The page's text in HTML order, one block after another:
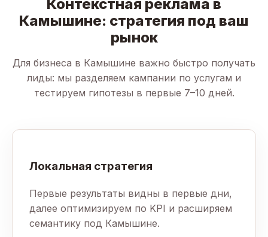
Контекстная реклама в
Камышине: стратегия под ваш
рынок
Для бизнеса в Камышине важно быстро получать
лиды: мы разделяем кампании по услугам и
тестируем гипотезы в первые 7–10 дней.
Локальная стратегия
Первые результаты видны в первые дни,
далее оптимизируем по KPI и расширяем
семантику под Камышине.